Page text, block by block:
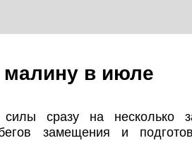
малину в июле
сразу на несколько
замещения и